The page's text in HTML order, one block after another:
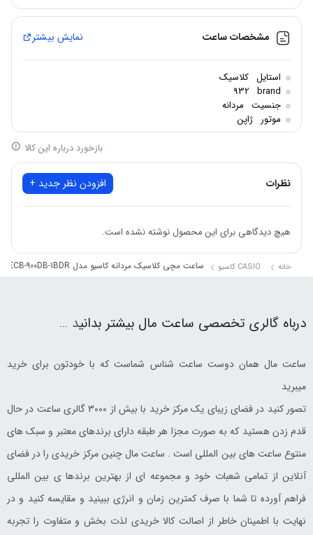
برند: کاسیو
جنسیت: مردانه
مکانیزم موتور: کوارتز
جنس قاب: استیل
جنس بند: استیل
جنس شیشه: معدنی
مقاومت در برابر آب: تا عمق 100متر
مشخصات ساعت نمایش بیشتر
استایل کلاسیک
brand
932
جنسیت مردانه
موتور ژاپن
بازخورد درباره این کالا
نظرات افزودن نظر جدید +
هیچ دیدگاهی برای این محصول نوشته نشده است.
خانه CASIO کاسیو ساعت مچی کلاسیک مردانه کاسیو مدل CASIO ECB-900DB-1BDR
درباه گالری تخصصی ساعت مال بیشتر بدانید …
ساعت مال همان دوست ساعت شناس شماست که با خودتون برای خرید
میبرید
تصور کنید در فضای زیبای یک مرکز خرید با بیش از 3000 گالری ساعت در حال
قدم زدن هستید که به صورت مجزا هر طبقه دارای برندهای معتبر و سبک های
منتوع ساعت های بین المللی است . ساعت مال چنین مرکز خریدی را در فضای
آنلاین از تمامی شعبات خود و مجموعه ای از بهترین برندها ی بین المللی
فراهم آورده تا شما با صرف کمترین زمان و انرژی ببینید و مقایسه کنید و در
نهایت با اطمینان خاطر از اصالت کالا خریدی لذت بخش و متفاوت را تجربه